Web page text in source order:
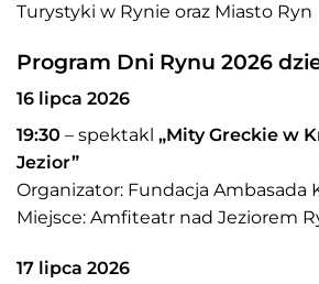
Turystyki w Rynie oraz Miasto Ryn
Program Dni Rynu 2026
16 lipca 2026
19:30 – spektakl „Mity Greckie w
Jezior”
Organizator: Fundacja Ambasada
Miejsce: Amfiteatr nad Jeziorem
17 lipca 2026